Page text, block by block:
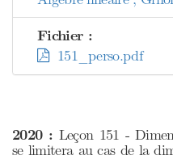
Fichier :
151_perso.pdf
2020 : Leçon 151 -
se limitera au cas de la